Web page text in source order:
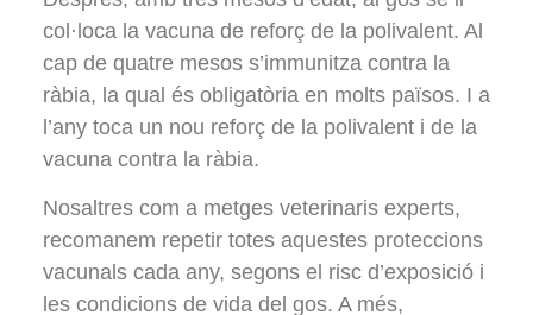
col·loca la vacuna de reforç de la polivalent. Al
cap de quatre mesos s’immunitza contra la
ràbia, la qual és obligatòria en molts països. I a
l’any toca un nou reforç de la polivalent i de la
vacuna contra la ràbia.
Nosaltres com a metges veterinaris experts,
recomanem repetir totes aquestes proteccions
vacunals cada any, segons el risc d’exposició i
les condicions de vida del gos. A més,